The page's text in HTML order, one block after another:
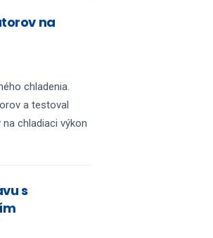
na
chladenia.
a testoval
chladiaci výkon
s